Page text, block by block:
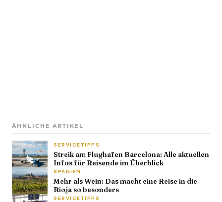
ÄHNLICHE ARTIKEL
SERVICETIPPS
Streik am Flughafen Barcelona: Alle aktuellen
Infos für Reisende im Überblick
SPANIEN
Mehr als Wein: Das macht eine Reise in die
Rioja so besonders
SERVICETIPPS